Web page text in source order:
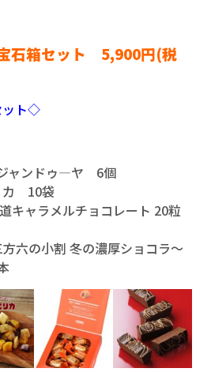
石箱セット 5,900円(税
ット◇
ジャンドゥ―ヤ 6個
カ 10袋
キャラメルチョコレート 20粒
六の小割 冬の濃厚ショコラ～